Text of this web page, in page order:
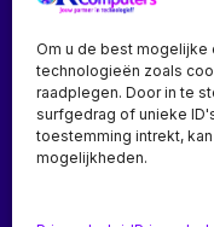
Om u de best
technologieën zoals
raadplegen. Door in te
surfgedrag of unieke
toestemming intrekt,
mogelijkheden.